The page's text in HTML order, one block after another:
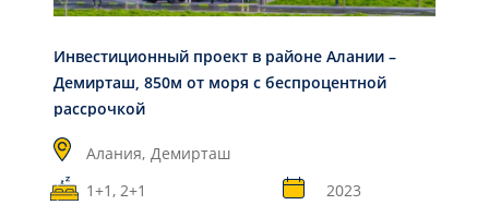
Инвестиционный проект в районе Алании –
Демирташ, 850м от моря с беспроцентной
рассрочкой
Алания, Демирташ
1+1, 2+1
2023